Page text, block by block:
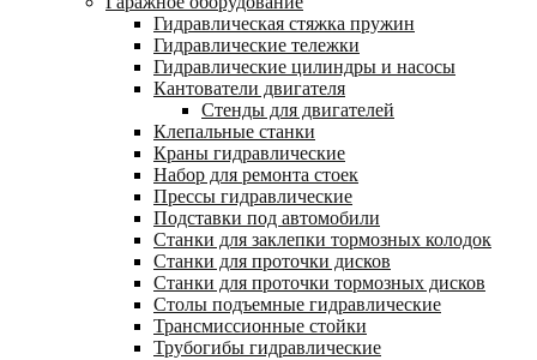
Гидравлическая стяжка пружин
Гидравлические тележки
Гидравлические цилиндры и насосы
Кантователи двигателя
Стенды для двигателей
Клепальные станки
Краны гидравлические
Набор для ремонта стоек
Прессы гидравлические
Подставки под автомобили
Станки для заклепки тормозных колодок
Станки для проточки дисков
Станки для проточки тормозных дисков
Столы подъемные гидравлические
Трансмиссионные стойки
Трубогибы гидравлические